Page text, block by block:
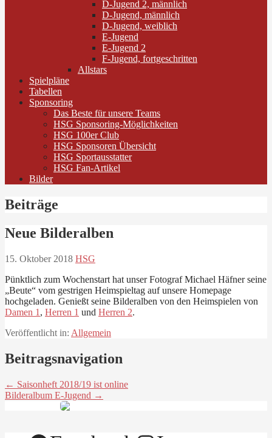
D-Jugend 2, männlich
D-Jugend, männlich
D-Jugend, weiblich
E-Jugend
E-Jugend 2
F-Jugend, fortgeschritten
Allstars
Spielpläne
Tabellen
Sponsoring
Das Beste für unsere Teams
HSG Sponsoring-Möglichkeiten
HSG 100er Club
HSG Sponsoren Übersicht
HSG Sportausstatter
HSG Fan-Artikel
Bilder
Beiträge
Neue Bilderalben
15. Oktober 2018 HSG
Pünktlich zum Wochenstart hat unser Fotograf Michael Häfner seine
„Beute“ vom gestrigen Heimspieltag auf unsere Homepage
hochgeladen. Genießt seine Bilderalben von den Heimspielen von
Damen 1 , Herren 1 und Herren 2.
Veröffentlicht in: Allgemein
Beitragsnavigation
← Saisonheft 2018/19 ist online
Bilderalbum E-Jugend →